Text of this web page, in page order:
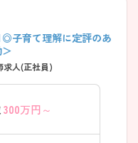
◎子育て理解に定評のあ
人(正社員)
300万円～